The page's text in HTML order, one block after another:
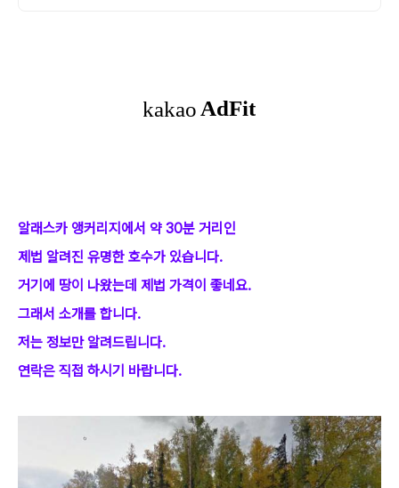
알래스카 앵커리지에서 약 30분 거리인
제법 알려진 유명한 호수가 있습니다.
거기에 땅이 나왔는데 제법 가격이 좋네요.
그래서 소개를 합니다.
저는 정보만 알려드립니다.
연락은 직접 하시기 바랍니다.